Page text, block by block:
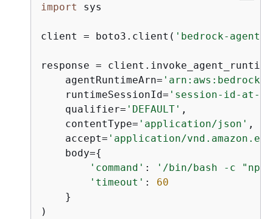
import
sys
client = boto3.client( 'bedrock-
response =
    agentRuntimeArn=
'arn:aws:bedrock-
    runtimeSessionId=
'session-id-at-
    qualifier=
'DEFAULT' ,
    contentType=
'application/json' ,
    accept=
'application/
    body=
{
'command' :
'/bin/bash -c
'timeout' : 60
    }
)